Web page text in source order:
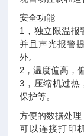
安全功能
1，独立限温报
并且声光报警
外。
2，温度偏高，
3，压缩机过热
保护等。
方便的数据处理
可以连接打印